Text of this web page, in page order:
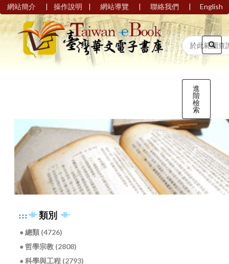
網站簡介 | 操作說明 | 網站導覽 | 聯絡我們 | English
進
階
檢
索
::: 類別
● 總類 (4726)
● 哲學宗教 (2808)
● 科學與工程 (2793)